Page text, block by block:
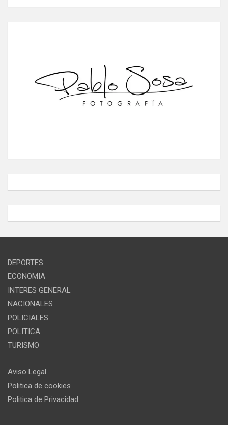
DEPORTES
ECONOMIA
INTERES GENERAL
NACIONALES
POLICIALES
POLITICA
TURISMO
Aviso Legal
Politica de cookies
Politica de Privacidad